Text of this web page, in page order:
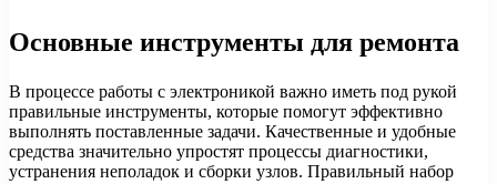
Основные инструменты для ремонта
В процессе работы с электроникой важно иметь под рукой
правильные инструменты, которые помогут эффективно
выполнять поставленные задачи. Качественные и удобные
средства значительно упростят процессы диагностики,
устранения неполадок и сборки узлов. Правильный набор